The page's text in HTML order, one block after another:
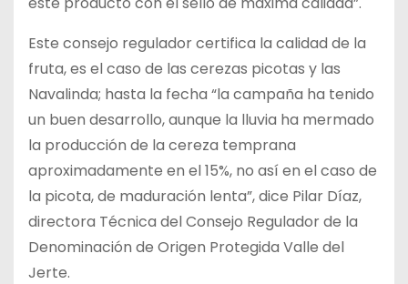
Este consejo regulador certifica la calidad de la
fruta, es el caso de las cerezas picotas y las
Navalinda; hasta la fecha “la campaña ha tenido
un buen desarrollo, aunque la lluvia ha mermado
la producción de la cereza temprana
aproximadamente en el 15%, no así en el caso de
la picota, de maduración lenta”, dice Pilar Díaz,
directora Técnica del Consejo Regulador de la
Denominación de Origen Protegida Valle del
Jerte.